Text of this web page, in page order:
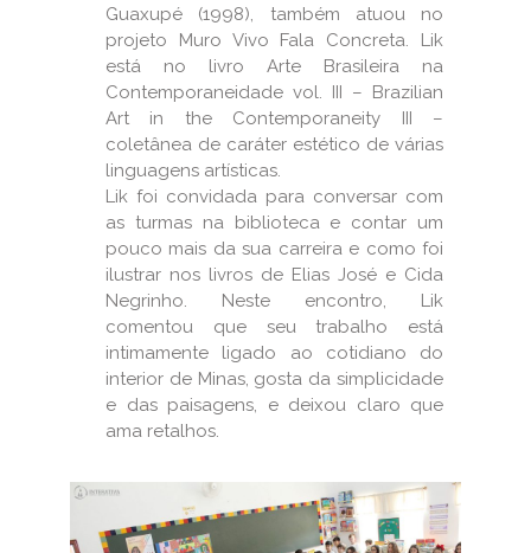
Guaxupé (1998), também atuou no
projeto Muro Vivo Fala Concreta. Lik
está no livro Arte Brasileira na
Contemporaneidade vol. III – Brazilian
Art in the Contemporaneity III –
coletânea de caráter estético de várias
linguagens artísticas.
Lik foi convidada para conversar com
as turmas na biblioteca e contar um
pouco mais da sua carreira e como foi
ilustrar nos livros de Elias José e Cida
Negrinho. Neste encontro, Lik
comentou que seu trabalho está
intimamente ligado ao cotidiano do
interior de Minas, gosta da simplicidade
e das paisagens, e deixou claro que
ama retalhos.